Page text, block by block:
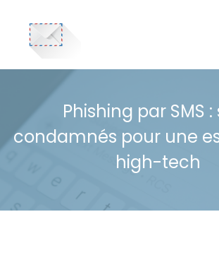
Phishing par SMS
condamnés pour une
high-tech